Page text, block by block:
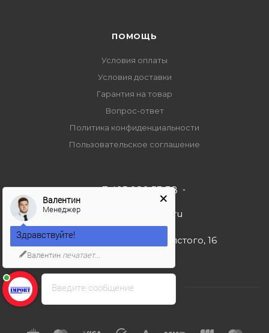
ПОМОЩЬ
Условия оплаты
Условия доставки
Гарантия на товар
Вопрос-ответ
Политика конфиденциальности
Пользовательское соглашение
+7 495 989 53 38
import-bt@bk.ru
г. Москва, ул. Льва Толстого, 16
Введите сообщение
Валентин
Менеджер
Здравствуйте!
Валентин печатает...